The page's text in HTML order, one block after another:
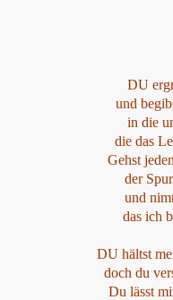
DU
und
in die
die das
Gehst
der
und
das ich
DU hältst
doch du
Du lässt